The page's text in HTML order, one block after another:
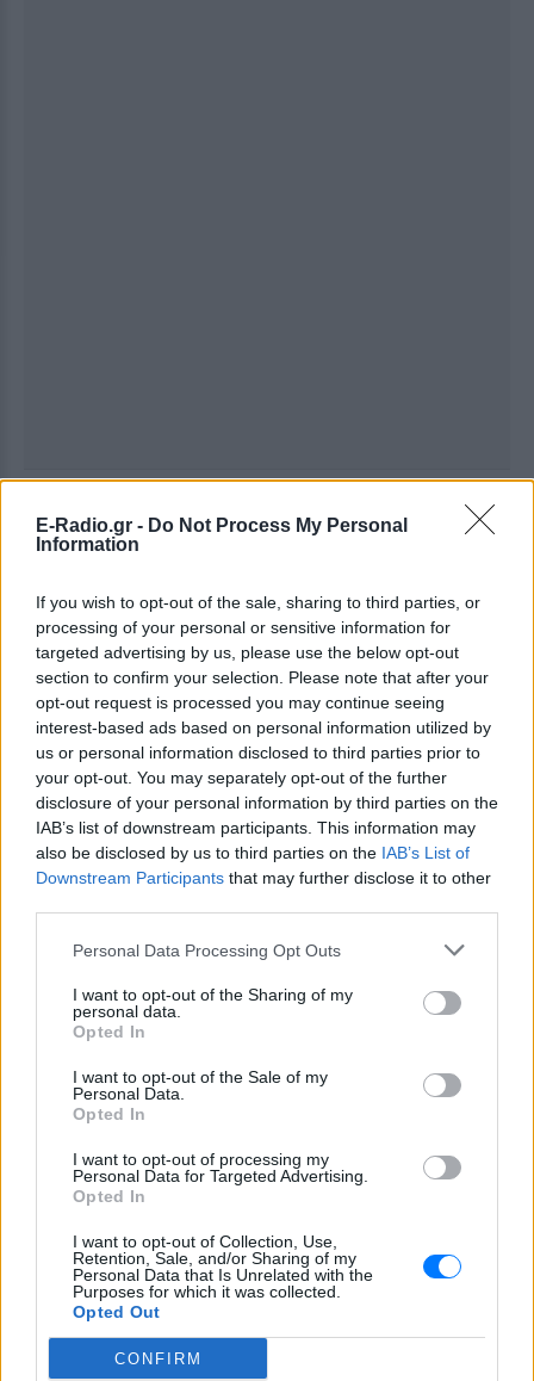
E-Radio.gr - Do Not Process My Personal
Information
If you wish to opt-out of the sale, sharing to third parties, or
processing of your personal or sensitive information for
targeted advertising by us, please use the below opt-out
section to confirm your selection. Please note that after your
opt-out request is processed you may continue seeing
interest-based ads based on personal information utilized by
us or personal information disclosed to third parties prior to
your opt-out. You may separately opt-out of the further
disclosure of your personal information by third parties on the
IAB’s list of downstream participants. This information may
also be disclosed by us to third parties on the IAB’s List of
Downstream Participants that may further disclose it to other
Personal Data Processing Opt Outs
I want to opt-out of the Sharing of my
personal data.
Opted In
I want to opt-out of the Sale of my
Personal Data.
Opted In
I want to opt-out of processing my
Personal Data for Targeted Advertising.
Opted In
I want to opt-out of Collection, Use,
Retention, Sale, and/or Sharing of my
Personal Data that Is Unrelated with the
Purposes for which it was collected.
Opted Out
CONFIRM
Google News
και μάθετε πρώτοι τα πιο hot νέα.
Εσύ μπήκες στο E-Daily.gr; Τα νέα της ημέρας
και ότι σου κάνει κλικ!
Ακολουθήστε το E-Radio.gr και στο Instagram
ΔΕΙΤΕ ΕΠΙΣΗΣ
ΣΤΗΝ ΙΔΙΑ ΚΑΤΗΓΟΡΙΑ